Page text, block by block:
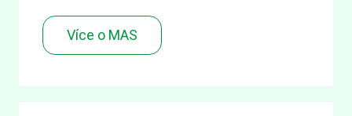
Více o MAS